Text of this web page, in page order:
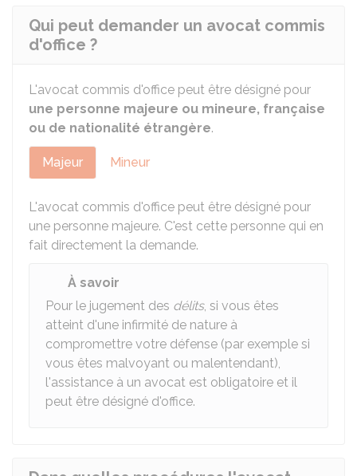
Qui peut demander un avocat commis
d'office ?
L'avocat commis d'office peut être désigné pour
une personne majeure ou mineure, française
ou de nationalité étrangère.
Majeur Mineur
L'avocat commis d'office peut être désigné pour
une personne majeure. C'est cette personne qui en
fait directement la demande.
À savoir
Pour le jugement des délits, si vous êtes
atteint d'une infirmité de nature à
compromettre votre défense (par exemple si
vous êtes malvoyant ou malentendant),
l'assistance à un avocat est obligatoire et il
peut être désigné d'office.